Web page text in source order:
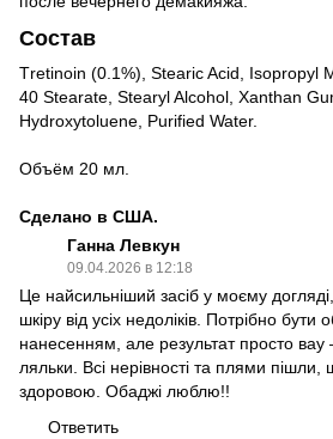
Состав
Тrеtіnоіn (0.1%), Stearic Acid, Isopropyl
40 Stearate, Stearyl Alcohol, Xanthan
Hydroxytoluene, Purified Water.
Объём 20 мл.
Сделано в США.
Ганна Левкун
09.04.2026 в 12:18
Це найсильніший засіб у моєму
шкіру від усіх недоліків. Потрібно
нанесенням, але результат просто
ляльки. Всі нерівності та плями пішли,
здоровою. Обаджі люблю!!
Ответить